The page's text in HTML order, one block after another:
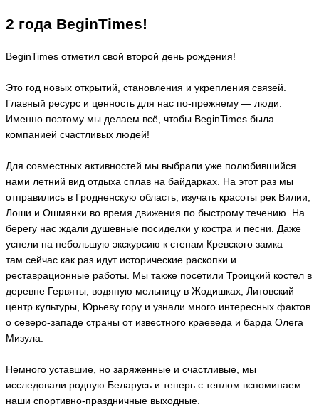
2 года BeginTimes!
BeginTimes отметил свой второй день рождения!
Это год новых открытий, становления и укрепления связей.
Главный ресурс и ценность для нас по-прежнему — люди.
Именно поэтому мы делаем всё, чтобы BeginTimes была
компанией счастливых людей!
Для совместных активностей мы выбрали уже полюбившийся
нами летний вид отдыха сплав на байдарках. На этот раз мы
отправились в Гродненскую область, изучать красоты рек Вилии,
Лоши и Ошмянки во время движения по быстрому течению. На
берегу нас ждали душевные посиделки у костра и песни. Даже
успели на небольшую экскурсию к стенам Кревского замка —
там сейчас как раз идут исторические раскопки и
реставрационные работы. Мы также посетили Троицкий костел в
деревне Гервяты, водяную мельницу в Жодишках, Литовский
центр культуры, Юрьеву гору и узнали много интересных фактов
о северо-западе страны от известного краеведа и барда Олега
Мизула.
Немного уставшие, но заряженные и счастливые, мы
исследовали родную Беларусь и теперь с теплом вспоминаем
наши спортивно-праздничные выходные.